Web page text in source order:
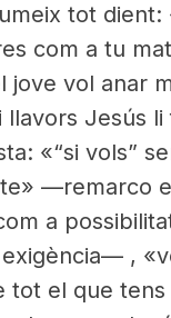
tot dient:
com a tu
jove vol anar
llavors Jesús li
«“si vols”
—remarco
a
,
tot el que tens